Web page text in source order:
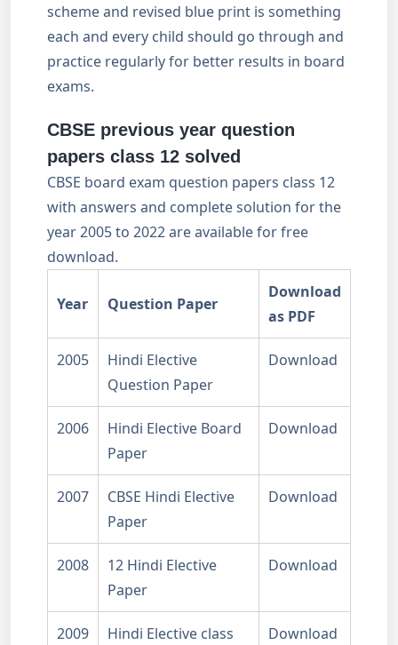
scheme and revised blue print is something
each and every child should go through and
practice regularly for better results in board
exams.
CBSE previous year question
papers class 12 solved
CBSE board exam question papers class 12
with answers and complete solution for the
year 2005 to 2022 are available for free
download.
Year Question Paper
Download
as PDF
2005
Hindi Elective
Question Paper
Download
2006
Hindi Elective Board
Paper
Download
2007
CBSE Hindi Elective
Paper
Download
2008
12 Hindi Elective
Paper
Download
2009
Hindi Elective class
Download